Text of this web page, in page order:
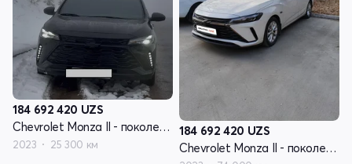
184 692 420 UZS
Chevrolet Monza II - поколение рестайлинг
2023 25 300 км
184 692 420 UZS
Chevrolet Monza II - поколение рестайлинг